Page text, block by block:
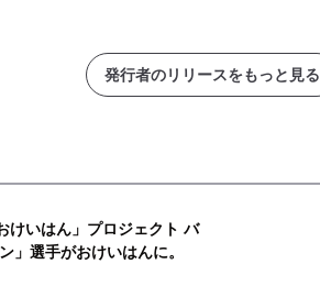
発行者のリリースをもっと見る
けいはん」プロジェクト バ
」選手がおけいはんに。